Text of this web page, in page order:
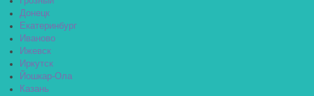
Донецк
Екатеринбург
Иваново
Ижевск
Иркутск
Йошкар-Ола
Казань